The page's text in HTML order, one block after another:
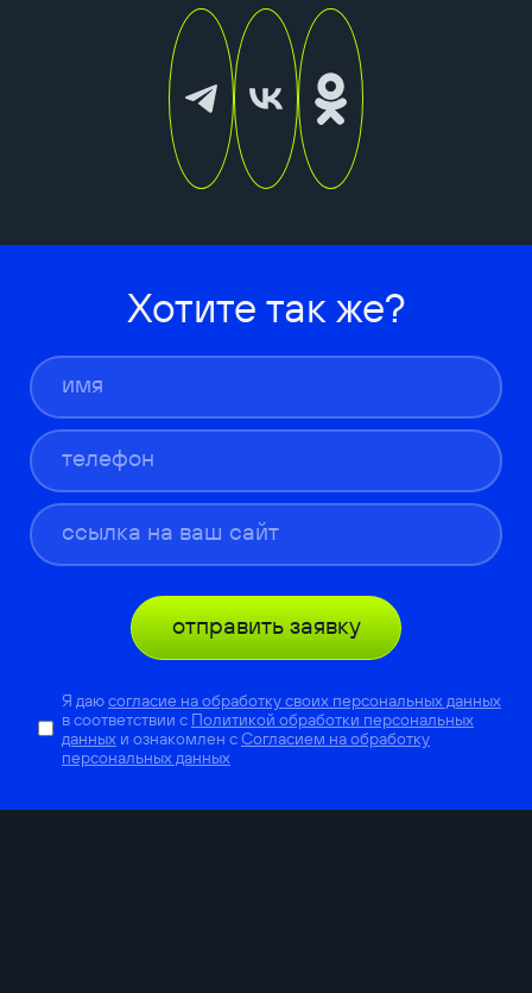
Хотите так же?
отправить заявку
Я даюсогласие на обработку своих персональных данных
в соответствии с Политикой обработки персональных
данныхи ознакомлен сСогласием на обработку
персональных данных